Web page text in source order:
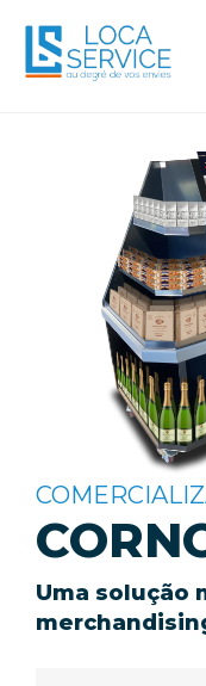
Uma solução